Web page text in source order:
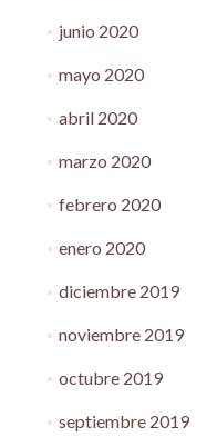
junio 2020
mayo 2020
abril 2020
marzo 2020
febrero 2020
enero 2020
diciembre 2019
noviembre 2019
octubre 2019
septiembre 2019